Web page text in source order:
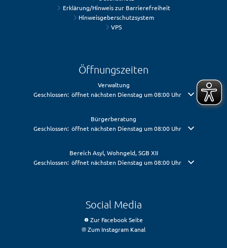
Erklärung/Hinweis zur Barrierefreiheit
Hinweisgeberschutzsystem
VPS
Öffnungszeiten
Verwaltung
Klicken, um weitere Öffnungs- oder Schließzeiten auszublenden
Geschlossen: öffnet nächsten Dienstag um 08:00 Uhr
Bürgerberatung
Klicken, um weitere Öffnungs- oder Schließzeiten auszublenden
Geschlossen: öffnet nächsten Dienstag um 08:00 Uhr
Bereich Asyl, Wohngeld, SGB XII
Klicken, um weitere Öffnungs- oder Schließzeiten auszublenden
Geschlossen: öffnet nächsten Dienstag um 08:00 Uhr
Social Media
Zur Facebook Seite
Zum Instagram Kanal